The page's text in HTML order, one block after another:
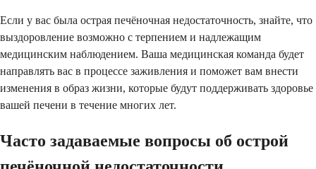
Если у вас была острая печёночная недостаточность, знайте, что
выздоровление возможно с терпением и надлежащим
медицинским наблюдением. Ваша медицинская команда будет
направлять вас в процессе заживления и поможет вам внести
изменения в образ жизни, которые будут поддерживать здоровье
вашей печени в течение многих лет.
Часто задаваемые вопросы об острой